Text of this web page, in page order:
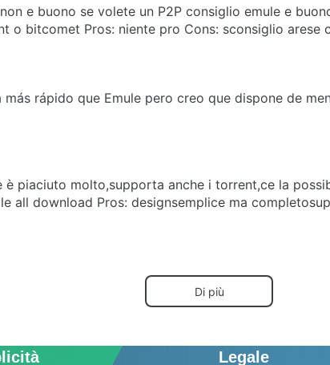
e buono se volete un P2P consiglio emule e
o bitcomet Pros: niente pro Cons: sconsiglio arese
rápido que Emule pero creo que dispone de
piaciuto molto,supporta anche i torrent,ce la
all download Pros: designsemplice ma
Di più
Legale